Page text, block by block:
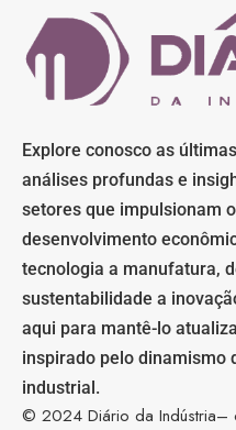
Explore conosco as
análises profundas e
setores que impulsionam o
desenvolvimento
tecnologia a manufatura,
sustentabilidade a
aqui para mantê-lo
inspirado pelo dinamismo
industrial.
© 2024 Diário da Indústria–